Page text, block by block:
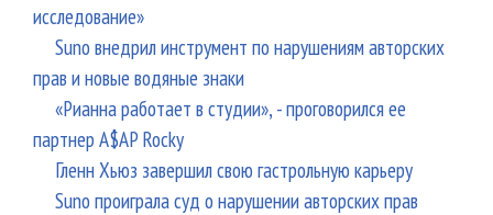
исследование»
Suno внедрил инструмент по нарушениям авторских
прав и новые водяные знаки
«Рианна работает в студии», - проговорился ее
партнер A$AP Rocky
Гленн Хьюз завершил свою гастрольную карьеру
Suno проиграла суд о нарушении авторских прав